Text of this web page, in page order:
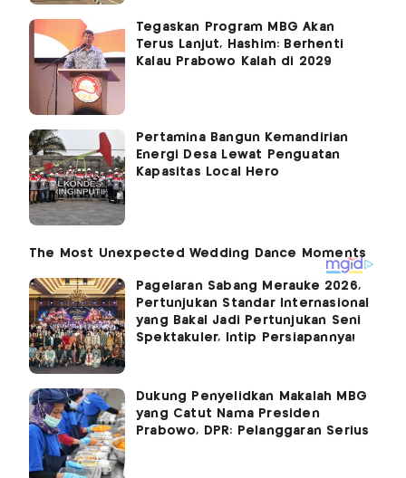
Tegaskan Program MBG Akan
Terus Lanjut, Hashim: Berhenti
Kalau Prabowo Kalah di 2029
Pertamina Bangun Kemandirian
Energi Desa Lewat Penguatan
Kapasitas Local Hero
Pagelaran Sabang Merauke 2026,
Pertunjukan Standar Internasional
yang Bakal Jadi Pertunjukan Seni
Spektakuler, Intip Persiapannya!
Dukung Penyelidkan Makalah MBG
yang Catut Nama Presiden
Prabowo, DPR: Pelanggaran Serius